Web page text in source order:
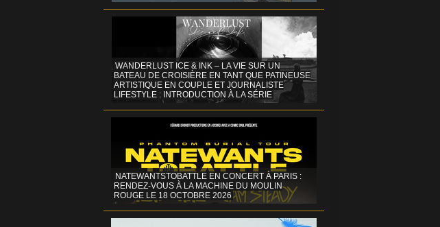
WANDERLUST ICE & INK – LA VIE SUR UN
BATEAU DE CROISIÈRE EN TANT QUE PATINEUSE
ARTISTIQUE EN COUPLE ET JOURNALISTE
LIFESTYLE : INTRODUCTION À LA SÉRIE
NATEWANTSTOBATTLE EN CONCERT À PARIS :
RENDEZ-VOUS À LA MACHINE DU MOULIN
ROUGE LE 18 OCTOBRE 2026